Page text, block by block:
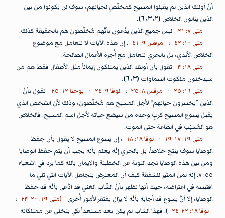
أنَّ أولئك الذين لم يقبلوا المسيح كمخلّصٍ لحياتهم، سوف لن يكونوا من بين
الذين ينالون الخلاص (٢، ٣، ٦)
.
متى ٧: ٢١
ليس جميع الذين يدَّعون بأنَّهم مُخلَّصون هم بالحقيقة كذلك.
متى ١٠: ٤٢
؛ مرقس ٩: ٤١
. إن هذه الآيات لا تتعامل مع موضوع
الخلاص الأبدي، بل بالحري تتعامل مع أُجرة الأعمال الصالحة.
متى ١٨: ٣
تقول بأن أولئك الذين يمتلكون إيماناً مثل الأطفال فقط هم من
سيدخلون ملكوت السماوات (٣، ٦).
متى ١٦: ٢٥
؛ مرقس ٨: ٣٥ ؛ لوقا ٩: ٢٤ ؛ يوحنا ١٢: ٢٥
تقول بأنَّ
الذين ”يخسرون حياتهم“ لأجل المسيح هم مُخلَّصون، وذلك لأن الشخص الذي
يقبل يسوع المسيح كربٍ وحده من سيضع حياته لأجل اسم المسيح. فالخلاص
هو المُسبِّب في الطاعة حتى الموت.
متى ١٩: ١٧-١٩
؛ لوقا ١٨: ١٨
، إن يسوع المسيح لا يقول بأن حِفظ
الوصايا سوف ينتج خلاصاً، بل بالحري إنَّه يعلم بأنه يجب أن يتم حفظ الوصايا
ومن بين هذه الوصايا نجد التوبة عن الخطيئة والإيمان بالله كما يرد في اشعياء
٥٥: ٧. إنه لمن المثير للشفقة كيف أن المعترض يتجاهل الآيات التي تلي ما
اقتبسه في اعتراضه، حيث أنها تظهر بأنَّ الشّاب الغني قد ادَّعى بأنَّه قد حفظ
الوصايا، إلا أنَّ يسوع قد أجابه بأنَّه لا يزال يفتقر لأمور أُخرى
(متى ١٩: ٢٠-٢٣
؛
لوقا ١٨: ٢٢-٢٤
). فهذا الشاب لم يكن بعد مستعداً لكي يتخلى عن ممتلكاته